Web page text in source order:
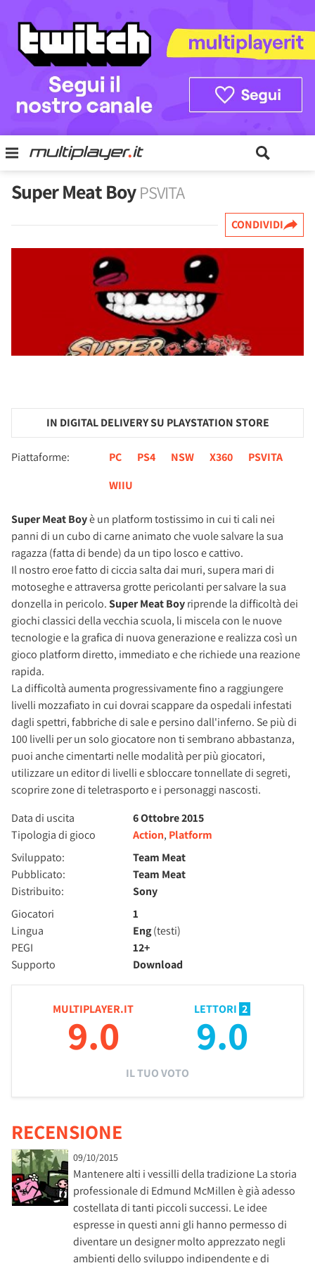
Super Meat BoyPSVITA
CONDIVIDI
IN DIGITAL DELIVERY SU PLAYSTATION STORE
Piattaforme: PC PS4 NSW X360
PSVITA
WIIU
Super Meat Boyè un platform tostissimo in cui ti cali nei
panni di un cubo di carne animato che vuole salvare la sua
ragazza (fatta di bende) da un tipo losco e cattivo.
Il nostro eroe fatto di ciccia salta dai muri, supera mari di
motoseghe e attraversa grotte pericolanti per salvare la sua
donzella in pericolo.Super Meat Boyriprende la difficoltà dei
giochi classici della vecchia scuola, li miscela con le nuove
tecnologie e la grafica di nuova generazione e realizza così un
gioco platform diretto, immediato e che richiede una reazione
rapida.
La difficoltà aumenta progressivamente fino a raggiungere
livelli mozzafiato in cui dovrai scappare da ospedali infestati
dagli spettri, fabbriche di sale e persino dall'inferno. Se più di
100 livelli per un solo giocatore non ti sembrano abbastanza,
puoi anche cimentarti nelle modalità per più giocatori,
utilizzare un editor di livelli e sbloccare tonnellate di segreti,
scoprire zone di teletrasporto e i personaggi nascosti.
Data di uscita
6 Ottobre 2015
Tipologia di gioco
Action, Platform
Sviluppato:
Team Meat
Pubblicato:
Team Meat
Distribuito:
Sony
Giocatori
1
Lingua
Eng(testi)
PEGI
12+
Supporto
Download
MULTIPLAYER.IT
9.0
LETTORI 2
9.0
IL TUO VOTO
RECENSIONE
09/10/2015
Mantenere alti i vessilli della tradizione La storia
professionale di Edmund McMillen è già adesso
costellata di tanti piccoli successi. Le idee
espresse in questi anni gli hanno permesso di
diventare un designer molto apprezzato negli
ambienti dello sviluppo indipendente e di